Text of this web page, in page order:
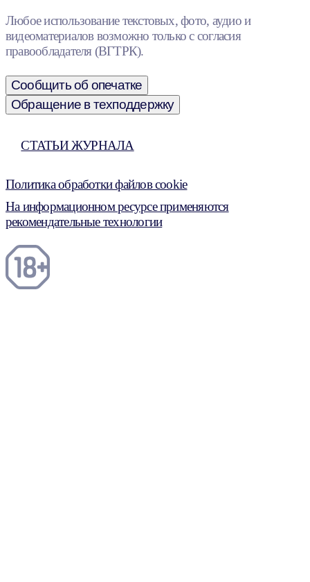
Любое использование текстовых, фото, аудио и
видеоматериалов возможно только с согласия
правообладателя (ВГТРК).
Сообщить об опечатке
Обращение в техподдержку
СТАТЬИ ЖУРНАЛА
Политика обработки файлов cookie
На информационном ресурсе применяются
рекомендательные технологии